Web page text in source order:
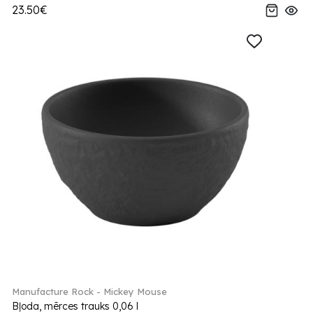
23.50€
Manufacture Rock - Mickey Mouse
Bļoda, mērces trauks 0,06 l